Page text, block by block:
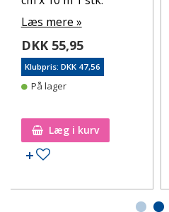
Læs mere »
DKK 55,95
Klubpris: DKK 47,56
På lager
Læg i kurv
Tilføj til ønskeseddel